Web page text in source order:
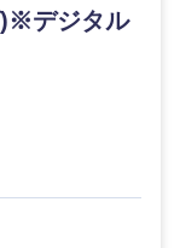
)※デジタル